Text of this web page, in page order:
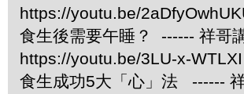
https://youtu.be/
食生後需要午睡？ ------ 祥哥
https://youtu.be/3LU-x-WTLXI
食生成功5大「心」法 ------